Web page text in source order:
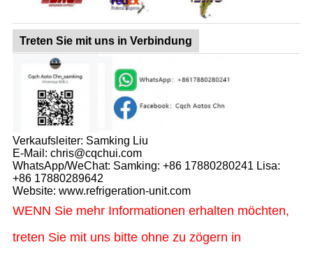
Treten Sie mit uns in Verbindung
Verkaufsleiter: Samking Liu
E-Mail: chris@cqchui.com
WhatsApp/WeChat: Samking: +86 17880280241 Lisa:
+86 17880289642
Website: www.refrigeration-unit.com
WENN Sie mehr Informationen erhalten möchten,
treten Sie mit uns bitte ohne zu zögern in